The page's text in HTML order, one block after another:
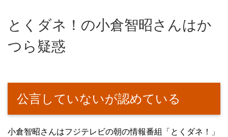
とくダネ！の小倉智昭さんはか
つら疑惑
公言していないが認めている
小倉智昭さんはフジテレビの朝の情報番組「とくダネ！」